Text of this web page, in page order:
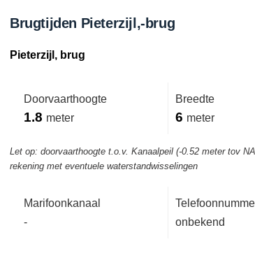
Brugtijden Pieterzijl,-brug
Pieterzijl, brug
Doorvaarthoogte
1.8 meter
Breedte
6 meter
Let op: doorvaarthoogte t.o.v. Kanaalpeil (-0.52 meter tov
rekening met eventuele waterstandwisselingen
Marifoonkanaal
-
onbekend